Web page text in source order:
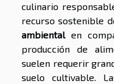
culinario
recurso sostenible
ambientalen
producción de
suelen requerir
suelo cultivable.